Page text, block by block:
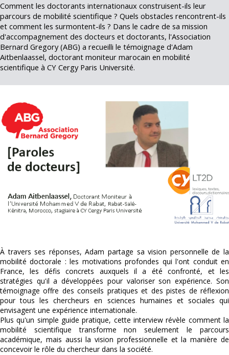
Comment les doctorants internationaux construisent-ils leur
parcours de mobilité scientifique ? Quels obstacles rencontrent-ils
et comment les surmontent-ils ? Dans le cadre de sa mission
d'accompagnement des docteurs et doctorants, l'Association
Bernard Gregory (ABG) a recueilli le témoignage d'Adam
Aitbenlaassel, doctorant moniteur marocain en mobilité
scientifique à CY Cergy Paris Université.
À travers ses réponses, Adam partage sa vision personnelle de la
mobilité doctorale : les motivations profondes qui l'ont conduit en
France, les défis concrets auxquels il a été confronté, et les
stratégies qu'il a développées pour valoriser son expérience. Son
témoignage offre des conseils pratiques et des pistes de réflexion
pour tous les chercheurs en sciences humaines et sociales qui
envisagent une expérience internationale.
Plus qu'un simple guide pratique, cette interview révèle comment la
mobilité scientifique transforme non seulement le parcours
académique, mais aussi la vision professionnelle et la manière de
concevoir le rôle du chercheur dans la société.